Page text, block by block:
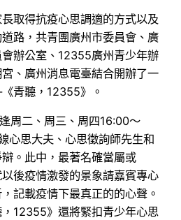
取得抗疫心思調適的方式以及
路，共青團廣州市委員會、廣
辦公室、12355廣州青少年辦
、廣州消息電臺結合開辦了一
青聽，12355》。
周二、周三、周四16:00～
心思大夫、心思徵詢師先生和
。此中，最著名確當屬或
後疫情激發的景象請嘉賓專心
記載疫情下最真正的的心聲。
12355》還將緊扣青少年心思